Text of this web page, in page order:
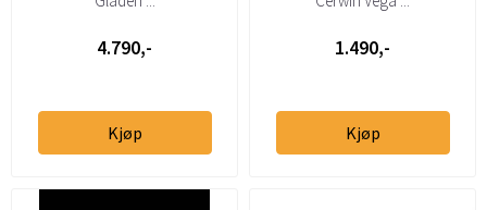
4.790,-
Kjøp
1.490,-
Kjøp